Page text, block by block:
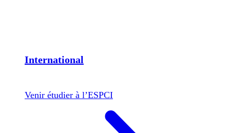
International
Venir étudier à l’ESPCI